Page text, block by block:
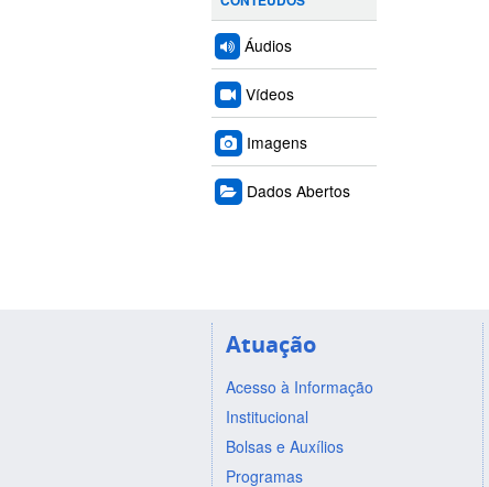
Áudios
Vídeos
Imagens
Dados Abertos
Atuação
Acesso à Informação
Institucional
Bolsas e Auxílios
Programas